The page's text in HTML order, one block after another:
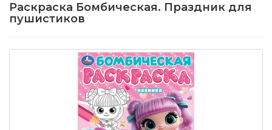
Раскраска Бомбическая. Праздник для
пушистиков